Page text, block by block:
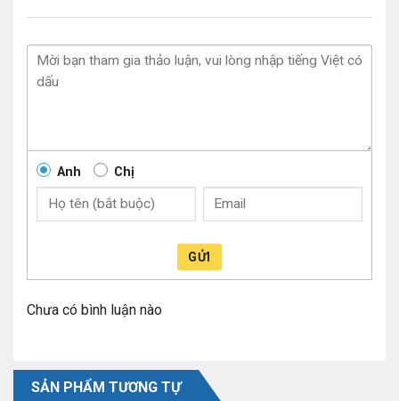
Anh Chị
GỬI
Chưa có bình luận nào
SẢN PHẨM TƯƠNG TỰ